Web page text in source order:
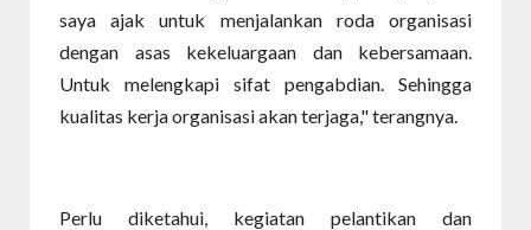
saya ajak untuk menjalankan roda organisasi
dengan asas kekeluargaan dan kebersamaan.
Untuk melengkapi sifat pengabdian. Sehingga
kualitas kerja organisasi akan terjaga," terangnya.
Perlu diketahui, kegiatan pelantikan dan